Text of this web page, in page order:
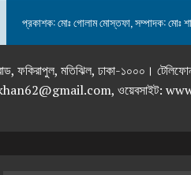
প্রকাশক: মোঃ গোলাম মোস্তফা, সম্পাদক: মোঃ
রোড, ফকিরাপুল, মতিঝিল,
ওয়েবসাইট: